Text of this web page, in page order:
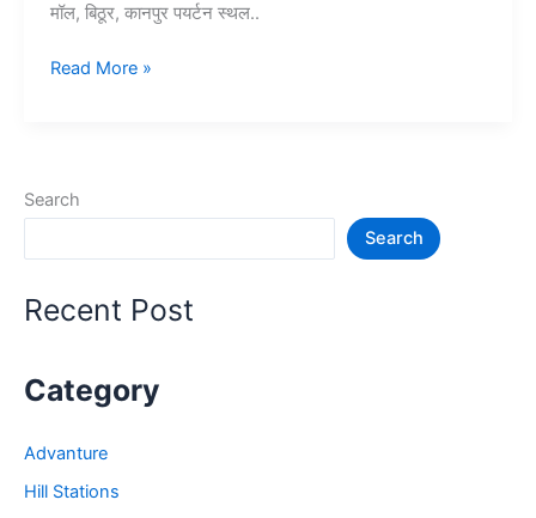
मॉल, बिठूर, कानपुर पयर्टन स्थल..
15+
जगह
Places
Read More »
Search
Search
Recent Post
Category
Advanture
Hill Stations